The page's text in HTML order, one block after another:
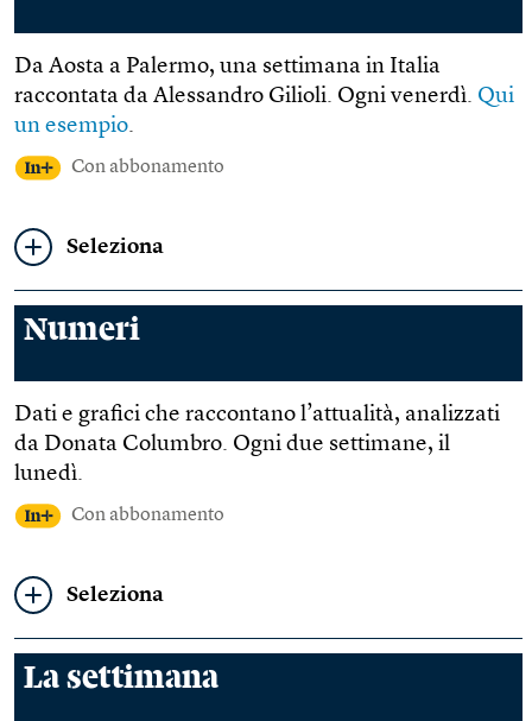
Da Aosta a Palermo, una settimana in Italia
raccontata da Alessandro Gilioli. Ogni venerdì. Qui
un esempio.
Con abbonamento
Seleziona
Numeri
Dati e grafici che raccontano l’attualità, analizzati
da Donata Columbro. Ogni due settimane, il
lunedì.
Con abbonamento
Seleziona
La settimana